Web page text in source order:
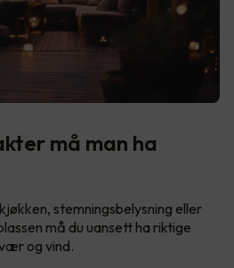
må man ha
stemningsbelysning eller
må du uansett ha riktige
og vind.